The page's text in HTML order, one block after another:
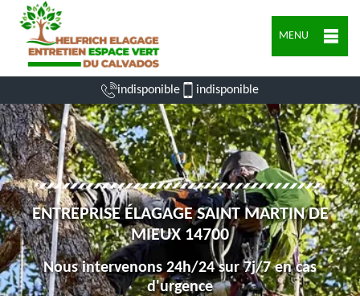
MENU
indisponible indisponible
ENTREPRISE ÉLAGAGE SAINT MARTIN DE
MIEUX 14700
Nous intervenons 24h/24 sur 7j/7 en cas
d'urgence